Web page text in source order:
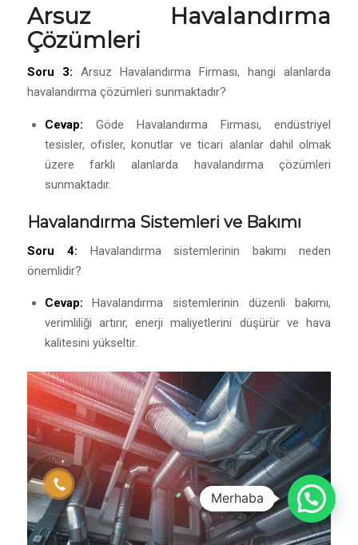
Arsuz Havalandırma
Çözümleri
Soru 3: Arsuz Havalandırma Firması, hangi alanlarda
havalandırma çözümleri sunmaktadır?
Cevap: Göde Havalandırma Firması, endüstriyel
tesisler, ofisler, konutlar ve ticari alanlar dahil olmak
üzere farklı alanlarda havalandırma çözümleri
sunmaktadır.
Havalandırma Sistemleri ve Bakımı
Soru 4: Havalandırma sistemlerinin bakımı neden
önemlidir?
Cevap: Havalandırma sistemlerinin düzenli bakımı,
verimliliği artırır, enerji maliyetlerini düşürür ve hava
kalitesini yükseltir.
Merhaba